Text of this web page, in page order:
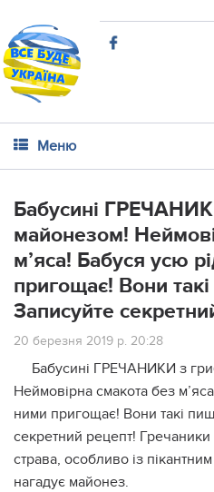
Меню
Бабусині
майонезом!
м’яса! Бабуся усю
пригощає! Вони
Запиcуйте
20 березня 2019 р. 20:28
Бабусині ГРЕЧАНИКИ з
Неймовірна смакота без
ними пригощає! Вони такі
секретний рецепт!
страва, особливо із
нагадує майонез.